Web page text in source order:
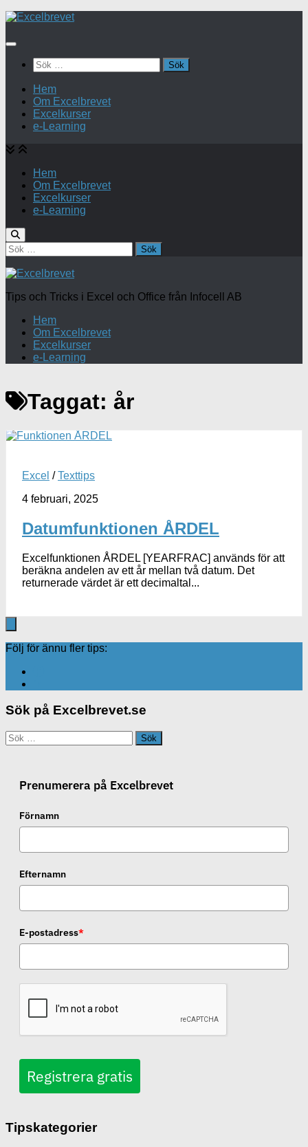
Under
Sök
efter:
Hem
Om Excelbrevet
Excelkurser
e-Learning
Hem
Om Excelbrevet
Excelkurser
e-Learning
Sök
efter:
Tips och Tricks i Excel och Office från Infocell AB
Hem
Om Excelbrevet
Excelkurser
e-Learning
Taggat: år
Excel /Texttips
4 februari, 2025
Datumfunktionen ÅRDEL
Excelfunktionen ÅRDEL [YEARFRAC] används för att
beräkna andelen av ett år mellan två datum. Det
returnerade värdet är ett decimaltal...
Följ för ännu fler tips:
Sök på Excelbrevet.se
Sök
efter:
Prenumerera på Excelbrevet
Förnamn
Efternamn
E-postadress*
Registrera gratis
Tipskategorier